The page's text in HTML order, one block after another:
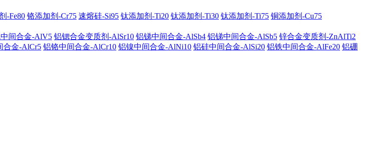
-Fe80 铬添加剂-Cr75 速熔硅-Si95 钛添加剂-Ti20 钛添加剂-Ti30 钛添加剂-Ti75 铜添加剂-Cu75
间合金-AlV5 铝锶合金变质剂-AlSr10 铝锑中间合金-AlSb4 铝锑中间合金-AlSb5 锌合金变质剂-ZnAlTi2
合金-AlCr5 铝铬中间合金-AlCr10 铝镍中间合金-AlNi10 铝硅中间合金-AlSi20 铝铁中间合金-AlFe20 铝硼